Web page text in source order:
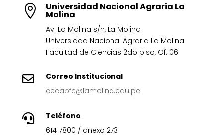
 Universidad Nacional Agraria La
Molina
Av. La Molina s/n, La Molina
Universidad Nacional Agraria La Molina
Facultad de Ciencias 2do piso, Of. 06

Correo Institucional
cecapfc@lamolina.edu.pe

Teléfono
614 7800 / anexo 273